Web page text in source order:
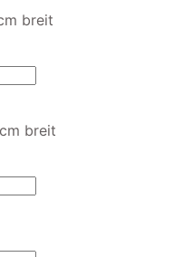
breit
breit